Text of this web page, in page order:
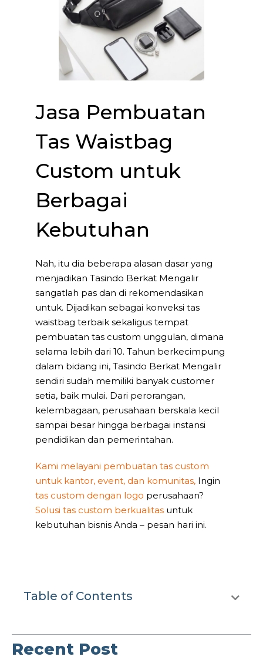
Jasa Pembuatan
Tas Waistbag
Custom untuk
Berbagai
Kebutuhan
Nah, itu dia beberapa alasan dasar yang
menjadikan Tasindo Berkat Mengalir
sangatlah pas dan di rekomendasikan
untuk. Dijadikan sebagai konveksi tas
waistbag terbaik sekaligus tempat
pembuatan tas custom unggulan, dimana
selama lebih dari 10. Tahun berkecimpung
dalam bidang ini, Tasindo Berkat Mengalir
sendiri sudah memiliki banyak customer
setia, baik mulai. Dari perorangan,
kelembagaan, perusahaan berskala kecil
sampai besar hingga berbagai instansi
pendidikan dan pemerintahan.
Kami melayani pembuatan tas custom
untuk kantor, event, dan komunitas, Ingin
tas custom dengan logo perusahaan?
Solusi tas custom berkualitas untuk
kebutuhan bisnis Anda – pesan hari ini.
Table of Contents
Recent Post